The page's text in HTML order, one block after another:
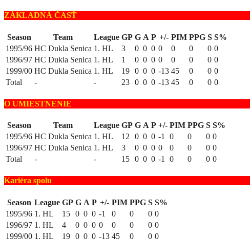
ZÁKLADNÁ ČASŤ
Season Team League GP G A P +/- PIM PPG S S%
1995/96 HC Dukla Senica 1. HL 3 0 0 0 0 0 0 0 0
1996/97 HC Dukla Senica 1. HL 1 0 0 0 0 0 0 0 0
1999/00 HC Dukla Senica 1. HL 19 0 0 0 -13 45 0 0 0
Total
- - 23 0 0 0 -13 45 0 0 0
O UMIESTNENIE
Season Team League GP G A P +/- PIM PPG S S%
1995/96 HC Dukla Senica 1. HL 12 0 0 0 -1 0 0 0 0
1996/97 HC Dukla Senica 1. HL 3 0 0 0 0 0 0 0 0
Total
- - 15 0 0 0 -1 0 0 0 0
Kariéra spolu
Season League GP G A P +/- PIM PPG S S%
1995/96 1. HL 15 0 0 0 -1 0 0 0 0
1996/97 1. HL 4 0 0 0 0 0 0 0 0
1999/00 1. HL 19 0 0 0 -13 45 0 0 0